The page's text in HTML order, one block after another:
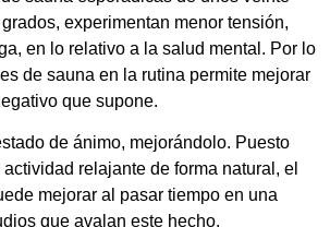
experimentan menor tensión,
en lo relativo a la salud mental. Por lo
de sauna en la rutina permite mejorar
que supone.
de ánimo, mejorándolo. Puesto
relajante de forma natural, el
mejorar al pasar tiempo en una
que avalan este hecho.